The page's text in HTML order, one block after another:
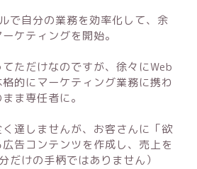
で自分の業務を効率化して、余
ケティングを開始。
ただけなのですが、徐々にWeb
的にマーケティング業務に携わ
ま専任者に。
達しませんが、お客さんに「欲
告コンテンツを作成し、売上を
だけの手柄ではありません）